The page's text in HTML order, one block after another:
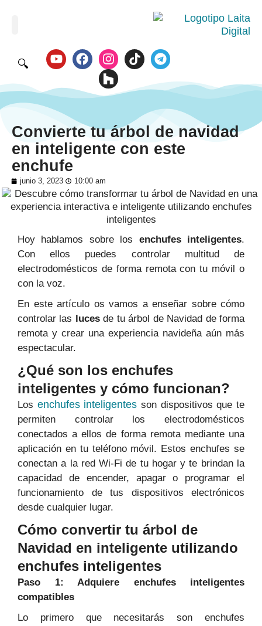
🔍
Convierte tu árbol de navidad
en inteligente con este
enchufe
junio 3, 2023 10:00 am
Hoy hablamos sobre los enchufes inteligentes.
Con ellos puedes controlar multitud de
electrodomésticos de forma remota con tu móvil o
con la voz.
En este artículo os vamos a enseñar sobre cómo
controlar las
lucesde tu árbol de Navidad de forma
remota y crear una experiencia navideña aún más
espectacular.
¿Qué son los enchufes
inteligentes y cómo funcionan?
Los enchufes inteligentes son dispositivos que te
permiten controlar los electrodomésticos
conectados a ellos de forma remota mediante una
aplicación en tu teléfono móvil. Estos enchufes se
conectan a la red Wi-Fi de tu hogar y te brindan la
capacidad de encender, apagar o programar el
funcionamiento de tus dispositivos electrónicos
desde cualquier lugar.
Cómo convertir tu árbol de
Navidad en inteligente utilizando
enchufes inteligentes
Paso 1: Adquiere enchufes inteligentes
compatibles
Lo primero que necesitarás son enchufes